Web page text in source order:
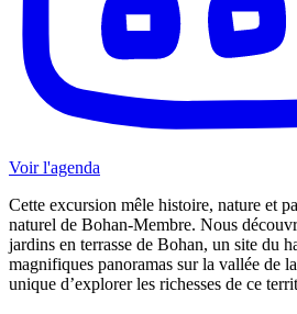
Voir l'agenda
Cette excursion mêle histoire, nature et
naturel de Bohan-Membre. Nous
jardins en terrasse de Bohan, un site du
magnifiques panoramas sur la vallée de
unique d’explorer les richesses de ce